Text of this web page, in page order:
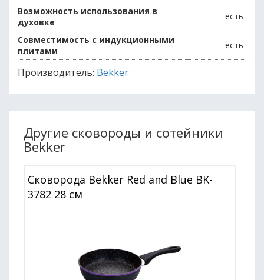
Возможность использования в
духовке
есть
Совместимость с индукционными
плитами
есть
Производитель: Bekker
Другие сковороды и сотейники
Bekker
Сковорода Bekker Red and Blue BK-
3782 28 см